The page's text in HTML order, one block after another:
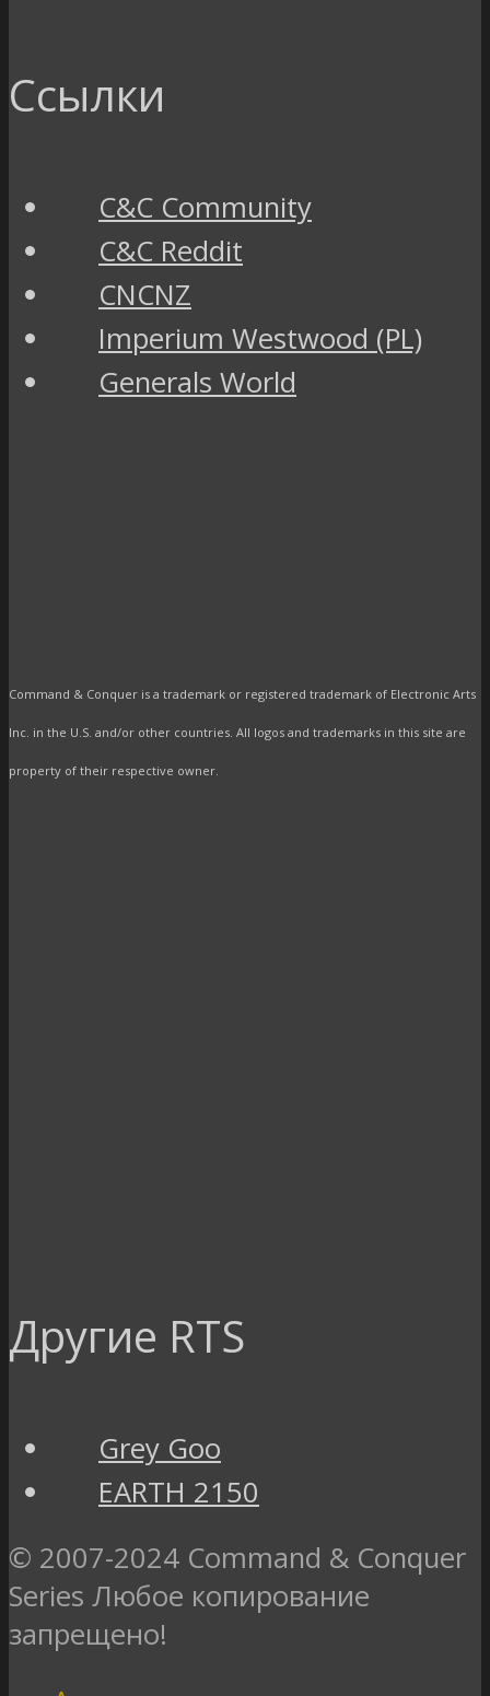
Ссылки
C&C Community
C&C Reddit
CNCNZ
Imperium Westwood (PL)
Generals World
Command & Conquer is a trademark or registered trademark of Electronic Arts
Inc. in the U.S. and/or other countries. All logos and trademarks in this site are
property of their respective owner.
Другие RTS
Grey Goo
EARTH 2150
© 2007-2024 Command & Conquer
Series Любое копирование
запрещено!